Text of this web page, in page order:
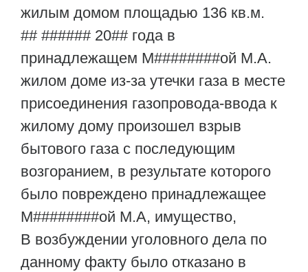
жилым домом площадью 136 кв.м.
## ###### 20## года в
принадлежащем М########ой М.А.
жилом доме из-за утечки газа в месте
присоединения газопровода-ввода к
жилому дому произошел взрыв
бытового газа с последующим
возгоранием, в результате которого
было повреждено принадлежащее
М########ой М.А, имущество,
В возбуждении уголовного дела по
данному факту было отказано в